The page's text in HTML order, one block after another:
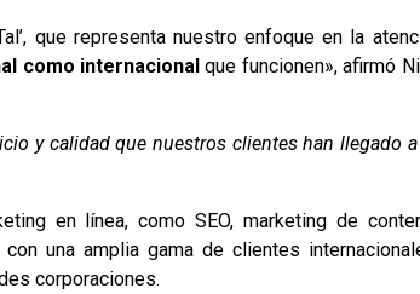
que representa nuestro enfoque en la
como internacional que funcionen», afirmó
y calidad que nuestros clientes han llegado a
en línea, como SEO, marketing de
una amplia gama de clientes
corporaciones.